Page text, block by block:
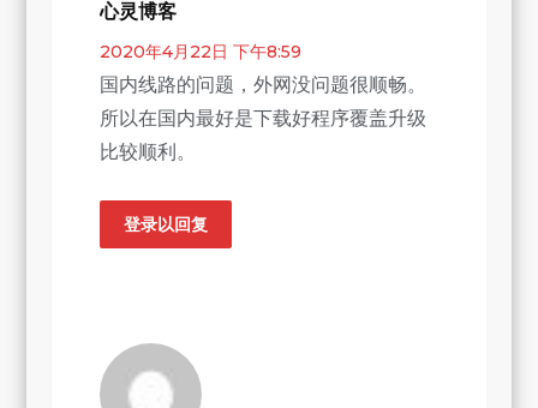
心灵博客
2020年4月22日 下午8:59
国内线路的问题，外网没问题很顺畅。
所以在国内最好是下载好程序覆盖升级
比较顺利。
登录以回复